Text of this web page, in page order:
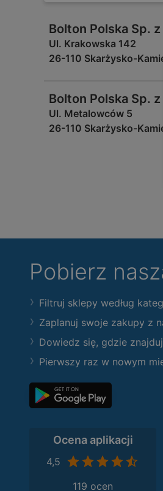
Bolton Polska Sp.
Ul. Krakowska 142
26-110 Skarżysko-
Bolton Polska Sp. z
Ul. Metalowców 5
26-110 Skarżysko-
Pobierz
Filtruj sklepy według
Zaplanuj swoje zakupy z
Dowiedz się, gdzie
Pierwszy raz w nowym
Ocena aplikacji
4,5
119 ocen